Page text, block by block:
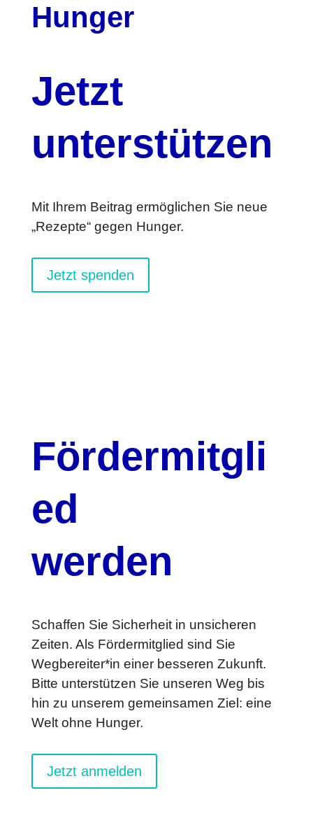
Hunger
Jetzt
unterstützen
Mit Ihrem Beitrag ermöglichen Sie neue
„Rezepte“ gegen Hunger.
Jetzt spenden
Fördermitgli
ed
werden
Schaffen Sie Sicherheit in unsicheren
Zeiten. Als Fördermitglied sind Sie
Wegbereiter*in einer besseren Zukunft.
Bitte unterstützen Sie unseren Weg bis
hin zu unserem gemeinsamen Ziel: eine
Welt ohne Hunger.
Jetzt anmelden